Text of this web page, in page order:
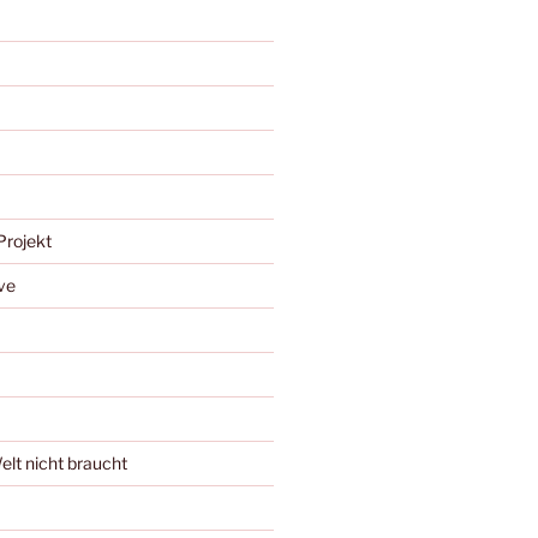
nicht braucht